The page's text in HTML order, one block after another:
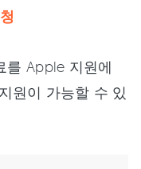
를 Apple 지원에
원이 가능할 수 있